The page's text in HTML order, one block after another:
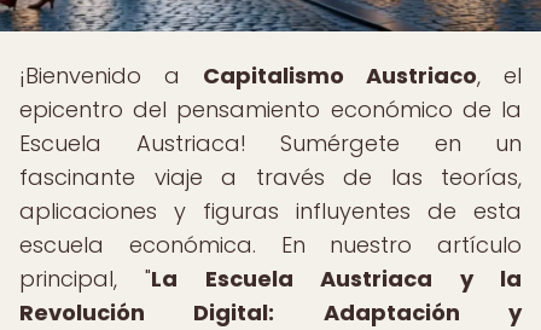
¡Bienvenido a Capitalismo Austriaco, el
epicentro del pensamiento económico de la
Escuela Austriaca! Sumérgete en un
fascinante viaje a través de las teorías,
aplicaciones y figuras influyentes de esta
escuela económica. En nuestro artículo
principal, "La Escuela Austriaca y la
Revolución Digital: Adaptación y